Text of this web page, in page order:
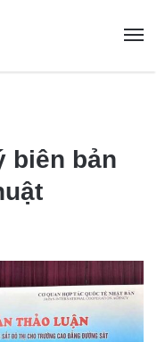
biên bản